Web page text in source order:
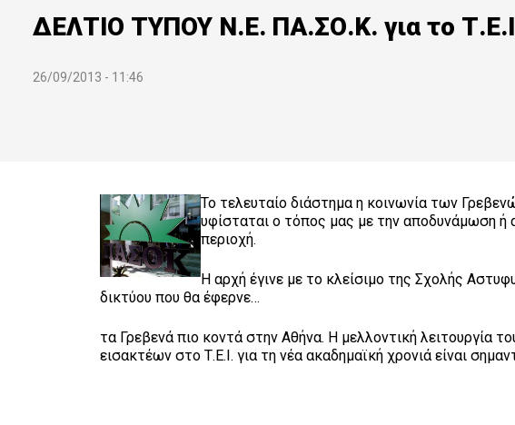
ΔΕΛΤΙΟ ΤΥΠΟΥ Ν.Ε. ΠΑ.ΣΟ.Κ. για το
26/09/2013 - 11:46
Το τελευταίο διάστημα η κοινωνία των
υφίσταται ο τόπος μας με την αποδυνάμωση
περιοχή.
Η αρχή έγινε με το κλείσιμο της Σχολής
δικτύου που θα έφερνε…
τα Γρεβενά πιο κοντά στην Αθήνα. Η μελλοντική λειτουργία
εισακτέων στο Τ.Ε.Ι. για τη νέα ακαδημαϊκή χρονιά είναι